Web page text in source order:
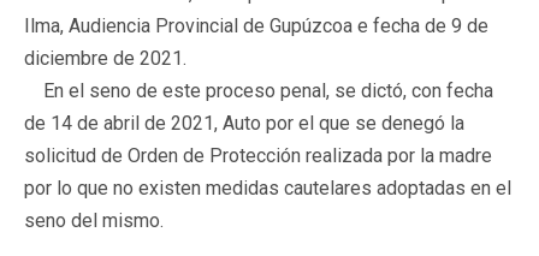
Ilma, Audiencia Provincial de Gupúzcoa e fecha de 9 de
diciembre de 2021.
En el seno de este proceso penal, se dictó, con fecha
de 14 de abril de 2021, Auto por el que se denegó la
solicitud de Orden de Protección realizada por la madre
por lo que no existen medidas cautelares adoptadas en el
seno del mismo.